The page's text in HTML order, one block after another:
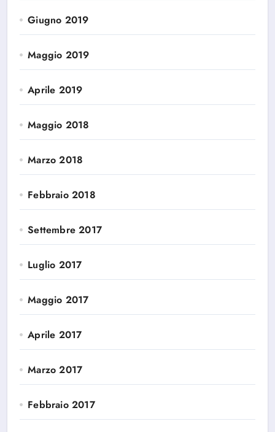
Giugno 2019
Maggio 2019
Aprile 2019
Maggio 2018
Marzo 2018
Febbraio 2018
Settembre 2017
Luglio 2017
Maggio 2017
Aprile 2017
Marzo 2017
Febbraio 2017